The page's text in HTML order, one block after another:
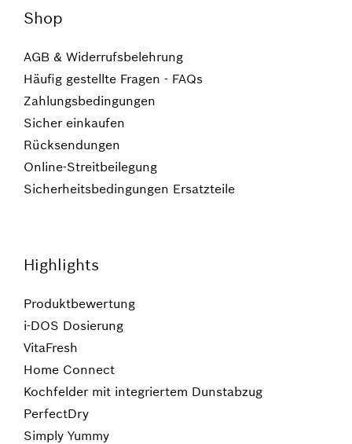
Shop
AGB & Widerrufsbelehrung
Häufig gestellte Fragen - FAQs
Zahlungsbedingungen
Sicher einkaufen
Rücksendungen
Online-Streitbeilegung
Sicherheitsbedingungen Ersatzteile
Highlights
Produktbewertung
i-DOS Dosierung
VitaFresh
Home Connect
Kochfelder mit integriertem Dunstabzug
PerfectDry
Simply Yummy